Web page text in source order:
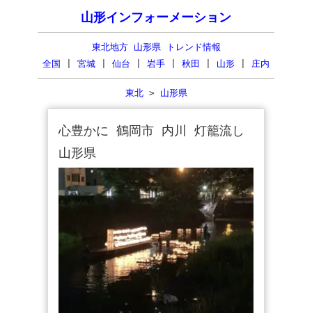
山形インフォーメーション
東北地方 山形県 トレンド情報
全国
宮城 仙台 岩手 秋田 山形 庄内
東北> 山形県
心豊かに 鶴岡市 内川 灯籠流し
山形県